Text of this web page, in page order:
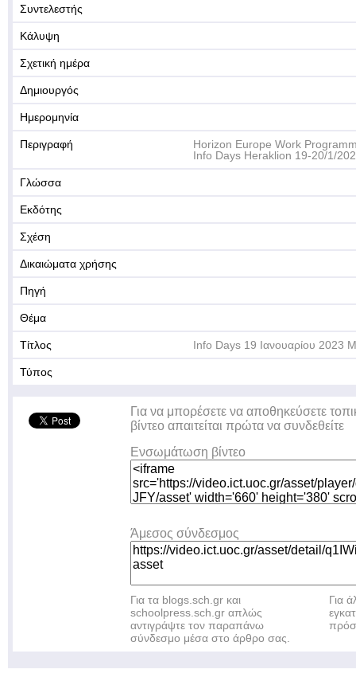
Συντελεστής
Κάλυψη
Σχετική ημέρα
Δημιουργός
Ημερομηνία
Περιγραφή
Horizon Europe Work
Info Days Heraklion 19-20/1/
Γλώσσα
Εκδότης
Σχέση
Δικαιώματα χρήσης
Πηγή
Θέμα
Τίτλος Info Days 19 Ιανουαρίου 2023
Τύπος
Για να μπορέσετε να αποθηκεύσετε
βίντεο απαιτείται πρώτα να συνδεθείτε
Ενσωμάτωση βίντεο
Άμεσος σύνδεσμος
Για τα blogs.sch.gr και
schoolpress.sch.gr απλώς
αντιγράψτε τον παραπάνω
σύνδεσμο μέσα στο άρθρο σας.
Για